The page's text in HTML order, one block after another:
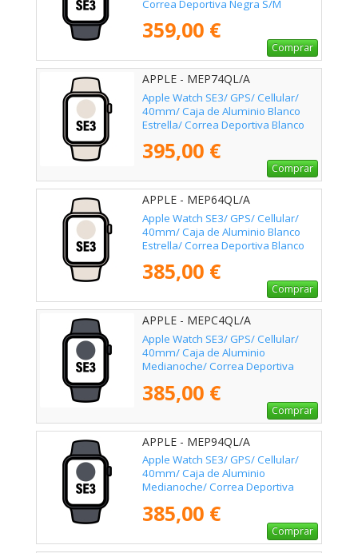
Correa Deportiva Negra S/M
359,00 €
Comprar
APPLE - MEP74QL/A
Apple Watch SE3/ GPS/ Cellular/
40mm/ Caja de Aluminio Blanco
Estrella/ Correa Deportiva Blanco
395,00 €
Comprar
APPLE - MEP64QL/A
Apple Watch SE3/ GPS/ Cellular/
40mm/ Caja de Aluminio Blanco
Estrella/ Correa Deportiva Blanco
385,00 €
Comprar
APPLE - MEPC4QL/A
Apple Watch SE3/ GPS/ Cellular/
40mm/ Caja de Aluminio
Medianoche/ Correa Deportiva
385,00 €
Comprar
APPLE - MEP94QL/A
Apple Watch SE3/ GPS/ Cellular/
40mm/ Caja de Aluminio
Medianoche/ Correa Deportiva
385,00 €
Comprar